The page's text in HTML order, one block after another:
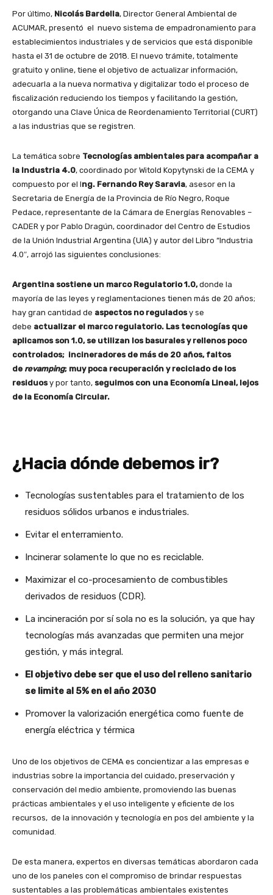
Por último, Nicolás Bardella, Director General Ambiental de
ACUMAR, presentó el nuevo sistema de empadronamiento para
establecimientos industriales y de servicios que está disponible
hasta el 31 de octubre de 2018. El nuevo trámite, totalmente
gratuito y online, tiene el objetivo de actualizar información,
adecuarla a la nueva normativa y digitalizar todo el proceso de
fiscalización reduciendo los tiempos y facilitando la gestión,
otorgando una Clave Única de Reordenamiento Territorial (CURT)
a las industrias que se registren.
La temática sobre Tecnologías ambientales para acompañar a
la Industria 4.0, coordinado por Witold Kopytynski de la CEMA y
compuesto por el Ing. Fernando Rey Saravia, asesor en la
Secretaria de Energía de la Provincia de Río Negro, Roque
Pedace, representante de la Cámara de Energías Renovables –
CADER y por Pablo Dragún, coordinador del Centro de Estudios
de la Unión Industrial Argentina (UIA) y autor del Libro “Industria
4.0″, arrojó las siguientes conclusiones:
Argentina sostiene un marco Regulatorio 1.0,donde la
mayoría de las leyes y reglamentaciones tienen más de 20 años;
hay gran cantidad de aspectos no reguladosy se
debe actualizar el marco regulatorio. Las tecnologías que
aplicamos son 1.0, se utilizan los basurales y rellenos poco
controlados; incineradores de más de 20 años, faltos
de revamping; muy poca recuperación y reciclado de los
residuosy por tanto, seguimos con una Economía Lineal, lejos
de la Economía Circular.
¿Hacia dónde debemos ir?
Tecnologías sustentables para el tratamiento de los
residuos sólidos urbanos e industriales.
Evitar el enterramiento.
Incinerar solamente lo que no es reciclable.
Maximizar el co-procesamiento de combustibles
derivados de residuos (CDR).
La incineración por sí sola no es la solución, ya que hay
tecnologías más avanzadas que permiten una mejor
gestión, y más integral.
El objetivo debe ser que el uso del relleno sanitario
se limite al 5% en el año 2030
Promover la valorización energética como fuente de
energía eléctrica y térmica
Uno de los objetivos de CEMA es concientizar a las empresas e
industrias sobre la importancia del cuidado, preservación y
conservación del medio ambiente, promoviendo las buenas
prácticas ambientales y el uso inteligente y eficiente de los
recursos, de la innovación y tecnología en pos del ambiente y la
comunidad.
De esta manera, expertos en diversas temáticas abordaron cada
uno de los paneles con el compromiso de brindar respuestas
sustentables a las problemáticas ambientales existentes